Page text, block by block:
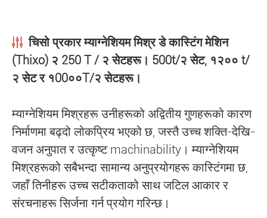
चिसो प्रकार म्याग्नेशियम मिश्र डे कास्टिंग मेशिन
(Thixo) २ 250 T / २ सेटहरू। 500t/२ सेट, १२०० t/
२ सेट र १00००T/२ सेटहरू।
म्याग्नेशियम मिश्रहरू उनीहरूको अद्वितीय गुणहरूको कारण
निर्माणमा बढ्दो लोकप्रिय भएको छ, जस्तै उच्च शक्ति-देखि-
वजन अनुपात र उत्कृष्ट machinability। म्याग्नेशियम
मिश्रहरूको सबैभन्दा सामान्य अनुप्रयोगहरू कास्टिंगमा छ,
जहाँ तिनीहरू उच्च सटीकताको साथ जटिल आकार र
संरचनाहरू सिर्जना गर्न प्रयोग गरिन्छ।